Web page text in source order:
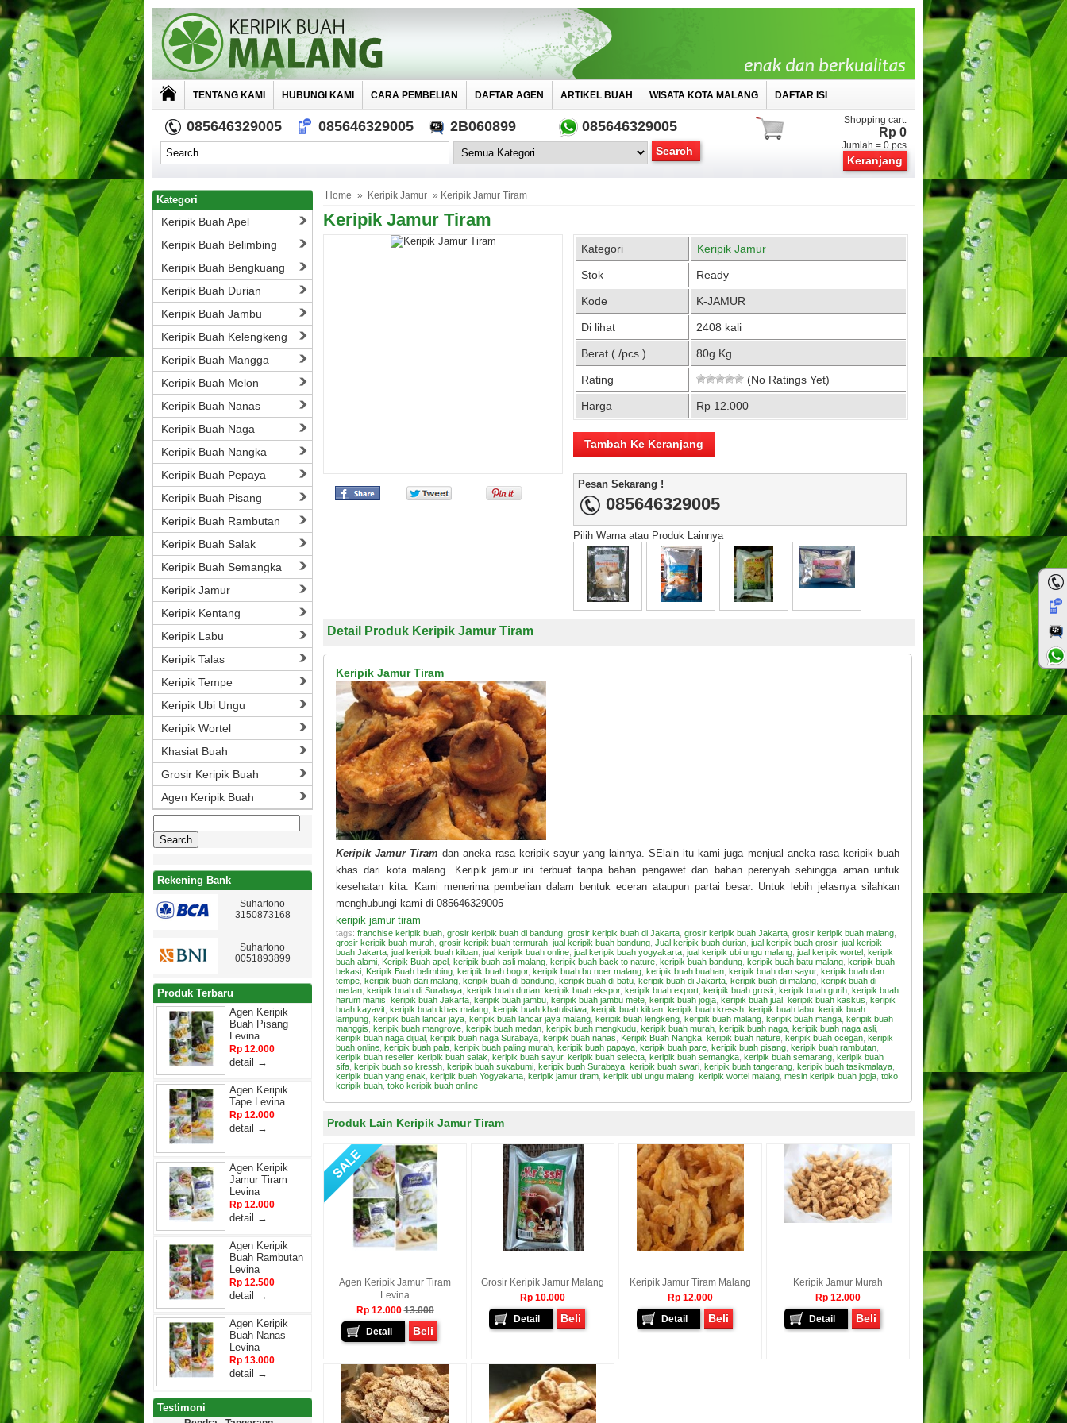
TENTANG KAMI HUBUNGI KAMI CARA PEMBELIAN DAFTAR AGEN ARTIKEL BUAH WISATA KOTA MALANG DAFTAR ISI
Shopping cart:
Rp 0
Jumlah = 0 pcs
Keranjang
085646329005 085646329005 2B060899 085646329005
Home » Keripik Jamur » Keripik Jamur Tiram
Keripik Jamur Tiram
Kategori Keripik Jamur
Stok Ready
Kode K-JAMUR
Di lihat 2408 kali
Berat ( /pcs ) 80g Kg
Rating (No Ratings Yet)
Harga Rp 12.000
Pesan Sekarang !
085646329005
Pilih Warna atau Produk Lainnya
Detail Produk Keripik Jamur Tiram
Keripik Jamur Tiram
Keripik Jamur Tiram dan aneka rasa keripik sayur yang lainnya. SElain itu kami juga menjual aneka rasa keripik buah
khas dari kota malang. Keripik jamur ini terbuat tanpa bahan pengawet dan bahan perenyah sehingga aman untuk
kesehatan kita. Kami menerima pembelian dalam bentuk eceran ataupun partai besar. Untuk lebih jelasnya silahkan
menghubungi kami di 085646329005
keripik jamur tiram
tags: franchise keripik buah grosir keripik buah di bandung grosir keripik buah di Jakarta grosir keripik buah Jakarta grosir keripik buah malang
grosir keripik buah murah grosir keripik buah termurah jual keripik buah bandung Jual keripik buah durian jual keripik buah grosir, jual keripik
buah Jakarta jual keripik buah kiloan jual keripik buah online jual keripik buah yogyakarta jual keripik ubi ungu malang jual keripik wortel keripik
buah alami Keripik Buah apel keripik buah asli malang keripik buah back to nature keripik buah bandung keripik buah batu malang keripik buah
bekasi Keripik Buah belimbing keripik buah bogor, keripik buah bu noer malang keripik buah buahan keripik buah dan sayur, keripik buah dan
tempe keripik buah dari malang keripik buah di bandung keripik buah di batu keripik buah di Jakarta keripik buah di malang keripik buah di
medan keripik buah di Surabaya keripik buah durian keripik buah ekspor, keripik buah export keripik buah grosir, keripik buah gurih keripik buah
harum manis keripik buah Jakarta keripik buah jambu keripik buah jambu mete keripik buah jogja keripik buah jual keripik buah kaskus keripik
buah kayavit keripik buah khas malang keripik buah khatulistiwa keripik buah kiloan keripik buah kressh keripik buah labu keripik buah
lampung keripik buah lancar jaya keripik buah lancar jaya malang keripik buah lengkeng keripik buah malang keripik buah manga keripik buah
manggis keripik buah mangrove keripik buah medan keripik buah mengkudu keripik buah murah keripik buah naga keripik buah naga asli
keripik buah naga dijual keripik buah naga Surabaya keripik buah nanas Keripik Buah Nangka keripik buah nature keripik buah ocegan keripik
buah online keripik buah pala keripik buah paling murah keripik buah papaya keripik buah pare keripik buah pisang keripik buah rambutan
keripik buah reseller, keripik buah salak keripik buah sayur, keripik buah selecta keripik buah semangka keripik buah semarang keripik buah
sifa keripik buah so kressh keripik buah sukabumi keripik buah Surabaya keripik buah swari keripik buah tangerang keripik buah tasikmalaya
keripik buah yang enak keripik buah Yogyakarta keripik jamur tiram keripik ubi ungu malang keripik wortel malang mesin keripik buah jogja toko
keripik buah toko keripik buah online
Produk Lain Keripik Jamur Tiram
Agen Keripik Jamur Tiram
Levina
Rp 12.00013.000
Detail
Beli
Grosir Keripik Jamur Malang
Rp 10.000
Detail
Beli
Keripik Jamur Tiram Malang
Rp 12.000
Detail
Beli
Keripik Jamur Murah
Rp 12.000
Detail
Beli
Kategori
Keripik Buah Apel
Keripik Buah Belimbing
Keripik Buah Bengkuang
Keripik Buah Durian
Keripik Buah Jambu
Keripik Buah Kelengkeng
Keripik Buah Mangga
Keripik Buah Melon
Keripik Buah Nanas
Keripik Buah Naga
Keripik Buah Nangka
Keripik Buah Pepaya
Keripik Buah Pisang
Keripik Buah Rambutan
Keripik Buah Salak
Keripik Buah Semangka
Keripik Jamur
Keripik Kentang
Keripik Labu
Keripik Talas
Keripik Tempe
Keripik Ubi Ungu
Keripik Wortel
Khasiat Buah
Grosir Keripik Buah
Agen Keripik Buah
for:
Rekening Bank
Suhartono
3150873168
Suhartono
0051893899
Produk Terbaru
Agen Keripik
Buah Pisang
Levina
Rp 12.000
detail →
Agen Keripik
Tape Levina
Rp 12.000
detail →
Agen Keripik
Jamur Tiram
Levina
Rp 12.000
detail →
Agen Keripik
Buah Rambutan
Levina
Rp 12.500
detail →
Agen Keripik
Buah Nanas
Levina
Rp 13.000
detail →
Testimoni